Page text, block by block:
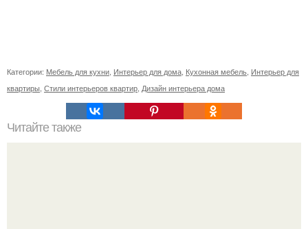
Категории: Мебель для кухни Интерьер для дома Кухонная мебель Интерьер для
квартиры Стили интерьеров квартир Дизайн интерьера дома
Читайте также